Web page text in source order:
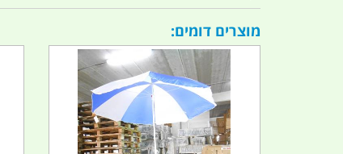
מוצרים דומים: